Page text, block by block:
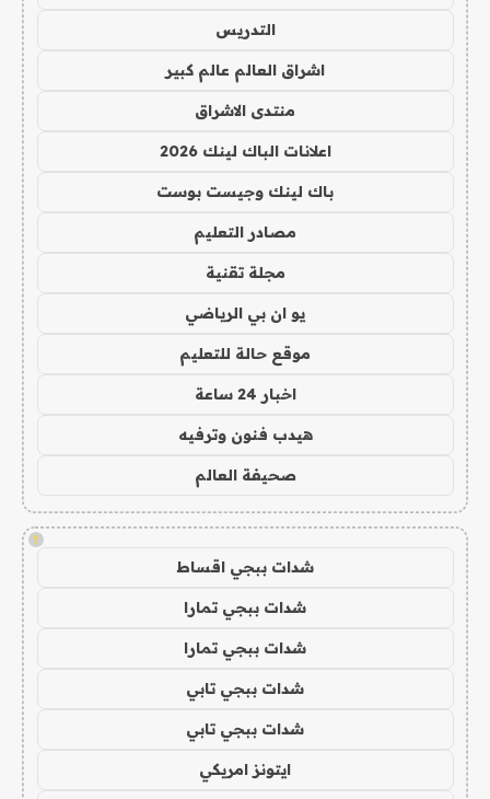
التدريس
اشراق العالم عالم كبير
منتدى الاشراق
اعلانات الباك لينك 2026
باك لينك وجيست بوست
مصادر التعليم
مجلة تقنية
يو ان بي الرياضي
موقع حالة للتعليم
اخبار 24 ساعة
هيدب فنون وترفيه
صحيفة العالم
!
شدات ببجي اقساط
شدات ببجي تمارا
شدات ببجي تمارا
شدات ببجي تابي
شدات ببجي تابي
ايتونز امريكي